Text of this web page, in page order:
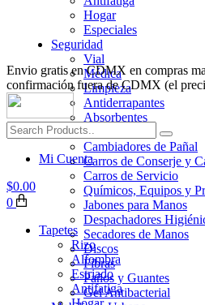
Hogar
Especiales
Seguridad
Vial
Médica
Limpieza
Antiderrapantes
Absorbentes
Higiene y Limpieza
Cambiadores de Pañal
Carros de Conserje y
Carros de Servicio
Químicos, Equipos y
Jabones para Manos
Despachadores
Secadores de Manos
Discos
Fibras
Paños y Guantes
Gel Antibacterial
Envio gratis en CDMX en compras
confirmación fuera de CDMX (el
Mi Cuenta
$0.00
0
Tapetes
Rizo
Alfombra
Estriado
Antifatiga